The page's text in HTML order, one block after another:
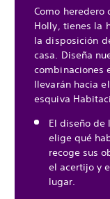
Como
Holly, tienes la
la disposición
casa. Diseña
combinaciones
llevarán hacia
esquiva
El diseño de
elige qué
recoge sus
el acertijo y
lugar.